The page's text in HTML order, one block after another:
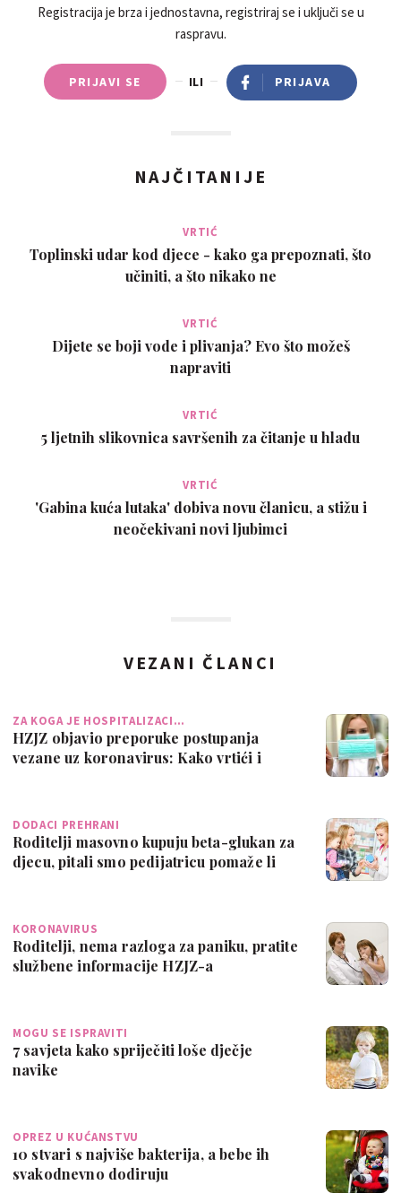
Registracija je brza i jednostavna, registriraj se i uključi se u
raspravu.
PRIJAVI SE ILI PRIJAVA
NAJČITANIJE
VRTIĆ
Toplinski udar kod djece - kako ga prepoznati, što
učiniti, a što nikako ne
VRTIĆ
Dijete se boji vode i plivanja? Evo što možeš
napraviti
VRTIĆ
5 ljetnih slikovnica savršenih za čitanje u hladu
VRTIĆ
'Gabina kuća lutaka' dobiva novu članicu, a stižu i
neočekivani novi ljubimci
VEZANI ČLANCI
ZA KOGA JE HOSPITALIZACI…
HZJZ objavio preporuke postupanja
vezane uz koronavirus: Kako vrtići i
DODACI PREHRANI
Roditelji masovno kupuju beta-glukan za
djecu, pitali smo pedijatricu pomaže li
KORONAVIRUS
Roditelji, nema razloga za paniku, pratite
službene informacije HZJZ-a
MOGU SE ISPRAVITI
7 savjeta kako spriječiti loše dječje
navike
OPREZ U KUĆANSTVU
10 stvari s najviše bakterija, a bebe ih
svakodnevno dodiruju